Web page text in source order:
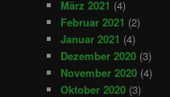
März 2021 (4)
Februar 2021 (2)
Januar 2021 (4)
Dezember 2020 (3)
November 2020 (4)
Oktober 2020 (3)